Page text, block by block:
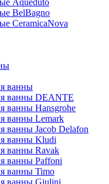
Aqueduto
BelBagno
CeramicaNova
ванны
ванны DEANTE
ванны Hansgrohe
ванны Lemark
ванны Jacob Delafon
ванны Kludi
ванны Ravak
ванны Paffoni
ванны Timo
ванны Giulini